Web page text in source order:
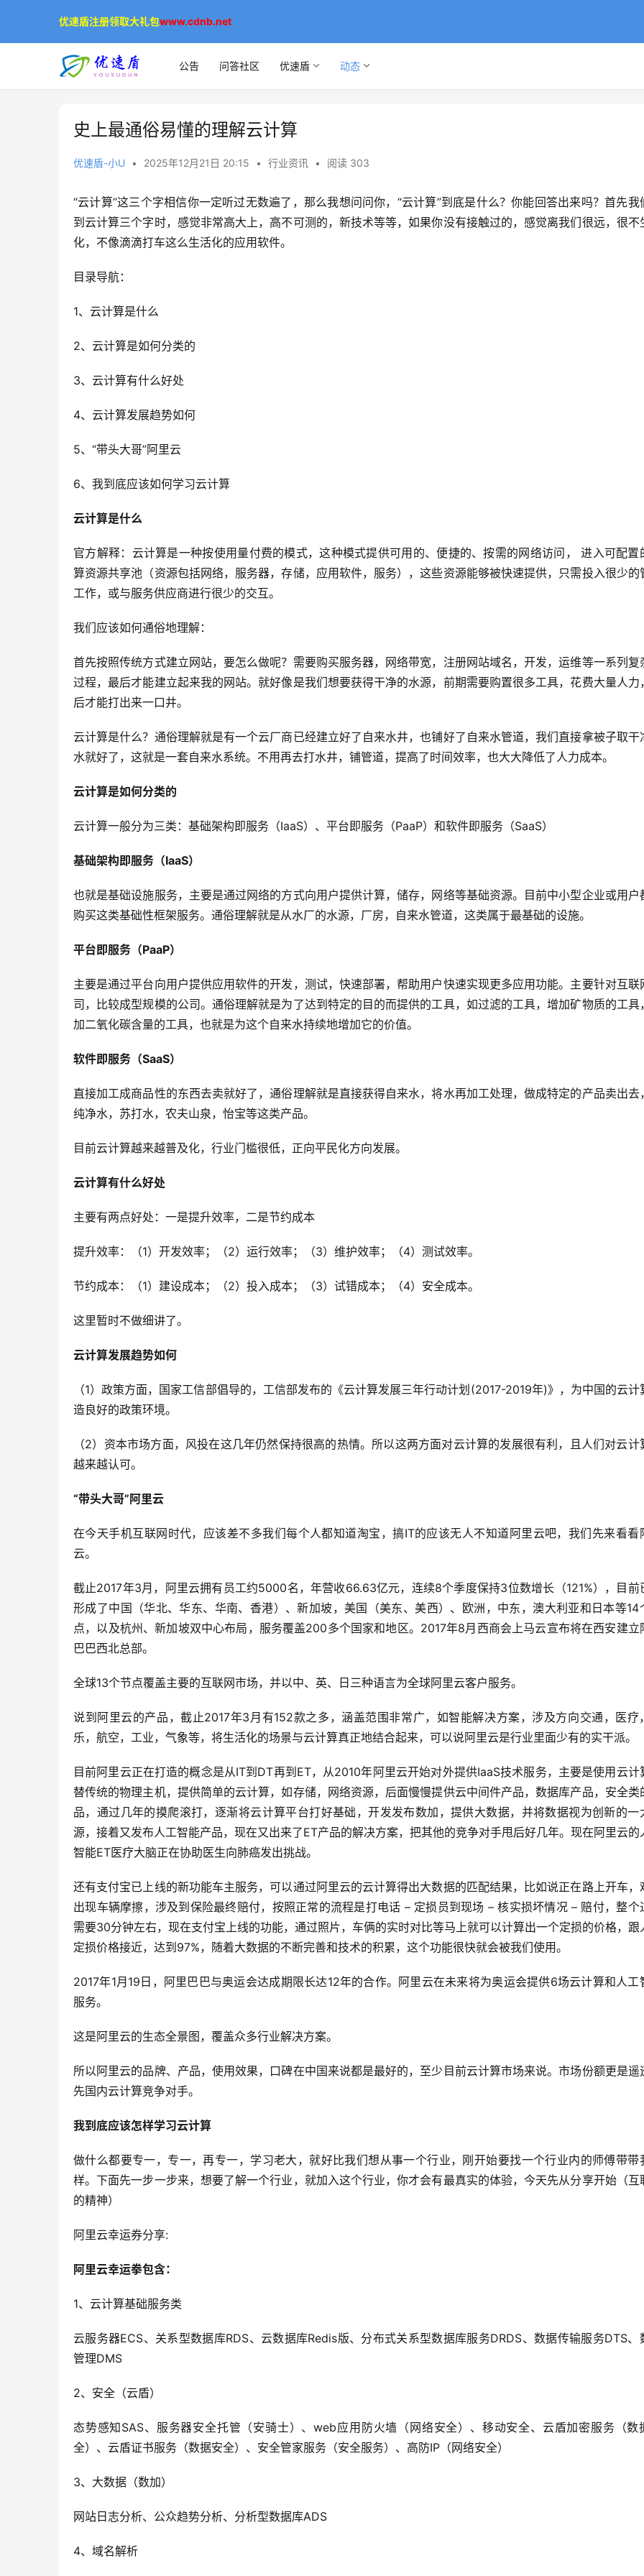
公告 问答社区 优速盾 动态
史上最通俗易懂的理解云计算
优速盾-小U • 2025年12月21日 20:15 • 行业资讯 • 阅读 303
“云计算”这三个字相信你一定听过无数遍了，那么我想问问你，“云计算”到底是什么？你能回答出来吗？首先我
到云计算三个字时，感觉非常高大上，高不可测的，新技术等等，如果你没有接触过的，感觉离我们很远，很不
化，不像滴滴打车这么生活化的应用软件。
目录导航：
1、 云计算是什么
2、 云计算是如何分类的
3、 云计算有什么好处
4、 云计算发展趋势如何
5、 “带头大哥”阿里云
6、 我到底应该如何学习云计算
云计算是什么
官方解释： 云计算是一种按使用量付费的模式，这种模式提供可用的、便捷的、按需的网络访问，
进入可配置
算资源共享池（资源包括网络，服务器，存储，应用软件，服务），这些资源能够被快速提供，只需投入很少的
工作，或与服务供应商进行很少的交互。
我们应该如何通俗地理解：
首先按照传统方式建立网站，要怎么做呢？需要购买服务器，网络带宽，注册网站域名，开发，运维等一系列复
过程，最后才能建立起来我的网站。就好像是我们想要获得干净的水源，前期需要购置很多工具，花费大量人力
后才能打出来一口井。
云计算是什么？通俗理解就是有一个云厂商已经建立好了自来水井，也铺好了自来水管道，我们直接拿被子取干
水就好了，这就是一套自来水系统。 不用再去打水井，铺管道，提高了时间效率，也大大降低了人力成本。
云计算是如何分类的
云计算一般分为三类：基础架构即服务（IaaS）、平台即服务（PaaP）和软件即服务（SaaS）
基础架构即服务（IaaS）
也就是基础设施服务，主要是通过网络的方式向用户提供计算，储存，网络等基础资源。目前中小型企业或用户
购买这类基础性框架服务。 通俗理解就是从水厂的水源，厂房，自来水管道，这类属于最基础的设施。
平台即服务（PaaP）
主要是通过平台向用户提供应用软件的开发，测试，快速部署，帮助用户快速实现更多应用功能。主要针对互联
司，比较成型规模的公司。 通俗理解就是为了达到特定的目的而提供的工具，如过滤的工具，增加矿物质的工具
加二氧化碳含量的工具，也就是为这个自来水持续地增加它的价值。
软件即服务（SaaS）
直接加工成商品性的东西去卖就好了，通俗理解就是直接获得自来水，将水再加工处理，做成特定的产品卖出去
纯净水，苏打水，农夫山泉，怡宝等这类产品。
目前云计算越来越普及化，行业门槛很低，正向平民化方向发展。
云计算有什么好处
主要有两点好处：一是提升效率，二是节约成本
提升效率：（1）开发效率；（2）运行效率；（3）维护效率；（4）测试效率。
节约成本：（1）建设成本；（2）投入成本；（3）试错成本；（4）安全成本。
这里暂时不做细讲了。
云计算发展趋势如何
（1）政策方面，国家工信部倡导的，工信部发布的 《云计算发展三年行动计划 (2017-2019年)》 ， 为中国的云计
造良好的政策环境。
（2） 资本市场方面，风投在这几年仍然保持很高的热情。所以这两方面对云计算的发展很有利，且人们对云计
越来越认可。
“带头大哥”阿里云
在今天手机互联网时代，应该差不多我们每个人都知道淘宝，搞IT的应该无人不知道阿里云吧，我们先来看看
云。
截止2017年3月，阿里云拥有员工约5000名，年营收66.63亿元，连续8个季度保持3位数增长（121%），目前
形成了中国（华北、华东、华南、香港）、新加坡，美国（美东、美西）、欧洲，中东，澳大利亚和日本等14
点，以及杭州、新加坡双中心布局，服务覆盖200多个国家和地区。 2017年8月西商会上马云宣布将在西安建立
巴巴西北总部。
全球13个节点覆盖主要的互联网市场，并以中、英、日三种语言为全球阿里云客户服务。
说到阿里云的产品，截止2017年3月有152款之多，涵盖范围非常广，如智能解决方案，涉及方向交通，医疗
乐，航空，工业，气象等，将生活化的场景与云计算真正地结合起来，可以说阿里云是行业里面少有的实干派。
目前阿里云正在打造的概念是从IT到 DT再到 ET，从2010年阿里云开始对外提供IaaS技术服务，主要是使用云计
替传统的物理主机，提供简单的云计算，如存储，网络资源，后面慢慢提供云中间件产品，数据库产品，安全类
品，通过几年的摸爬滚打，逐渐将云计算平台打好基础，开发发布数加，提供大数据，并将数据视为创新的一
源，接着又发布人工智能产品，现在又出来了ET产品的解决方案，把其他的竞争对手甩后好几年。现在阿里云的
智能ET医疗大脑正在协助医生向肺癌发出挑战。
还有支付宝已上线的新功能车主服务，可以通过阿里云的云计算得出大数据的匹配结果，比如说正在路上开车，
出现车辆摩擦，涉及到保险最终赔付，按照正常的流程是打电话 – 定损员到现场 – 核实损坏情况 – 赔付，整个
需要30分钟左右，现在支付宝上线的功能，通过照片，车俩的实时对比等马上就可以计算出一个定损的价格，跟
定损价格接近，达到 97%，随着大数据的不断完善和技术的积累，这个功能很快就会被我们使用。
2017年1月 19 日，阿里巴巴与奥运会达成期限长达12年的合作。阿里云在未来将为奥运会提供6场云计算和人工
服务。
这是阿里云的生态全景图，覆盖众多行业解决方案。
所以阿里云的品牌、产品，使用效果，口碑在中国来说都是最好的，至少目前云计算市场来说。市场份额更是遥
先国内云计算竞争对手。
我到底应该怎样学习云计算
做什么都要专一，专一，再专一，学习老大，就好比我们想从事一个行业，刚开始要找一个行业内的师傅带带
样。下面先一步一步来，想要了解一个行业，就加入这个行业，你才会有最真实的体验，今天先从分享开始（互
的精神）
阿里云幸运券分享:
阿里云幸运拳包含：
1、云计算基础服务类
云服务器ECS、关系型数据库RDS、云数据库Redis版、分布式关系型数据库服务DRDS、数据传输服务DTS、
管理DMS
2、安全（云盾）
态势感知SAS、服务器安全托管（安骑士）、web应用防火墙（网络安全）、移动安全、云盾加密服务（数
全）、云盾证书服务（数据安全）、安全管家服务（安全服务）、高防IP （网络安全）
3、大数据（数加）
网站日志分析、公众趋势分析、分析型数据库ADS
4、域名解析
优速盾注册领取大礼包www.cdnb.net